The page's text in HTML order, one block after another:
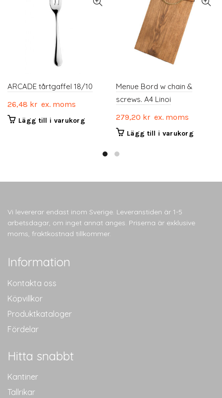
ARCADE tårtgaffel 18/10
26,48 kr ex. moms
Lägg till i varukorg
Menue Bord w chain &
screws. A4 Linoi
279,20 kr ex. moms
Lägg till i varukorg
Vi levererar endast inom Sverige. Leveranstiden är 1-5
arbetsdagar, om inget annat anges. Priserna är exklusive
moms, fraktkostnad tillkommer.
Information
Kontakta oss
Köpvillkor
Produktkataloger
Fördelar
Hitta snabbt
Kantiner
Tallrikar